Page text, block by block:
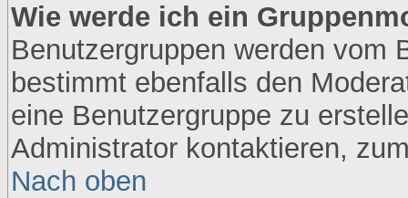
Wie werde ich ein
Benutzergruppen werden vom
bestimmt ebenfalls den
eine Benutzergruppe zu
Administrator kontaktieren,
Nach oben